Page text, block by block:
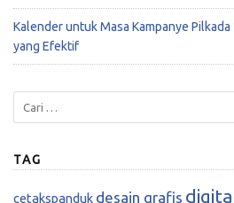
Kalender untuk Masa Kampanye
yang Efektif
TAG
cetakspanduk desain grafis